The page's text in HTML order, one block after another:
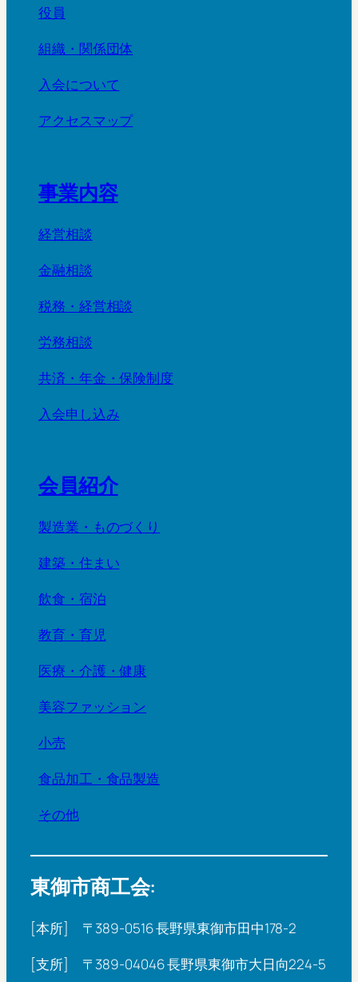
役員
組織・関係団体
入会について
アクセスマップ
事業内容
経営相談
金融相談
税務・経営相談
労務相談
共済・年金・保険制度
入会申し込み
会員紹介
製造業・ものづくり
建築・住まい
飲食・宿泊
教育・育児
医療・介護・健康
美容ファッション
小売
食品加工・食品製造
その他
東御市商工会:
[本所] 〒389-0516 長野県東御市田中178-2
[支所] 〒389-04046 長野県東御市大日向224-5